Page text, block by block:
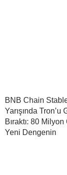
BNB Chain
Yarışında Tron’u
Bıraktı: 80
Yeni Dengenin